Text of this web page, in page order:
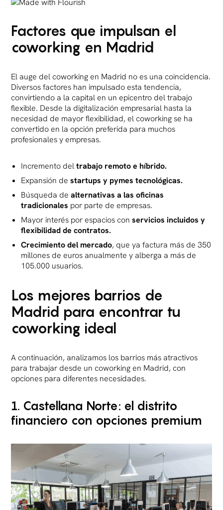
Factores que impulsan el
coworking en Madrid
El auge del coworking en Madrid no es una coincidencia.
Diversos factores han impulsado esta tendencia,
convirtiendo a la capital en un epicentro del trabajo
flexible. Desde la digitalización empresarial hasta la
necesidad de mayor flexibilidad, el coworking se ha
convertido en la opción preferida para muchos
profesionales y empresas.
Incremento deltrabajo remoto e híbrido.
Expansión de startups y pymes tecnológicas.
Búsqueda de alternativas a las oficinas
tradicionales por parte de empresas.
Mayor interés por espacios con servicios incluidos y
flexibilidad de contratos.
Crecimiento del mercado, que ya factura más de 350
millones de euros anualmente y alberga a más de
105.000 usuarios.
Los mejores barrios de
Madrid para encontrar tu
coworking ideal
A continuación, analizamos los barrios más atractivos
para trabajar desde un coworking en Madrid, con
opciones para diferentes necesidades.
1. Castellana Norte: el distrito
financiero con opciones premium